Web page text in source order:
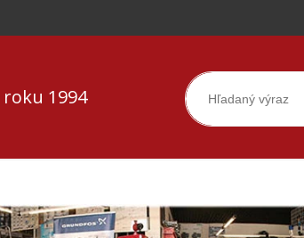
1994